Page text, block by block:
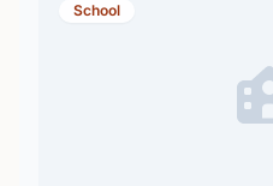
School